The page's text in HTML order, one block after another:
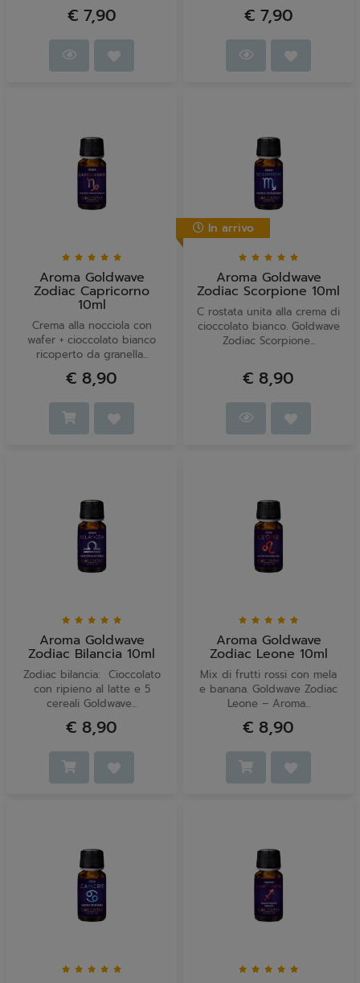
€ 7,90 € 7,90
Aroma Goldwave
Zodiac Capricorno
10ml
Crema alla nocciola con
wafer + cioccolato bianco
ricoperto da granella...
€ 8,90
In arrivo
Aroma Goldwave
Zodiac Scorpione 10ml
C rostata unita alla crema di
cioccolato bianco. Goldwave
Zodiac Scorpione...
€ 8,90
Aroma Goldwave
Zodiac Bilancia 10ml
Zodiac bilancia: Cioccolato
con ripieno al latte e 5
cereali Goldwave...
€ 8,90
Aroma Goldwave
Zodiac Leone 10ml
Mix di frutti rossi con mela
e banana. Goldwave Zodiac
Leone – Aroma...
€ 8,90